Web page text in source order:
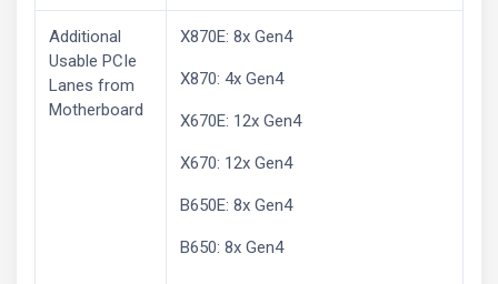
Additional
Usable PCIe
Lanes from
Motherboard
X870E: 8x Gen4
X870: 4x Gen4
X670E: 12x Gen4
X670: 12x Gen4
B650E: 8x Gen4
B650: 8x Gen4